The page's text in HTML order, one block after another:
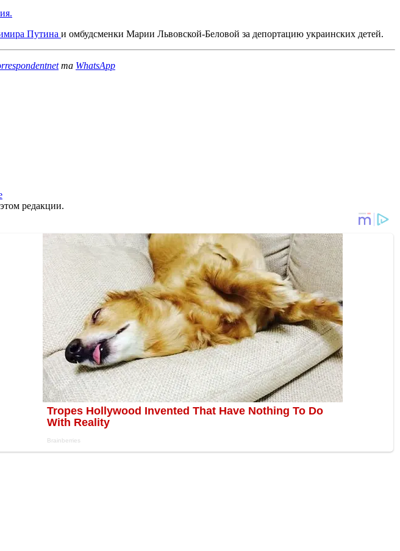
Путина и омбудсменки Марии Львовской-Беловой за депортацию украинских детей.
та WhatsApp
редакции.